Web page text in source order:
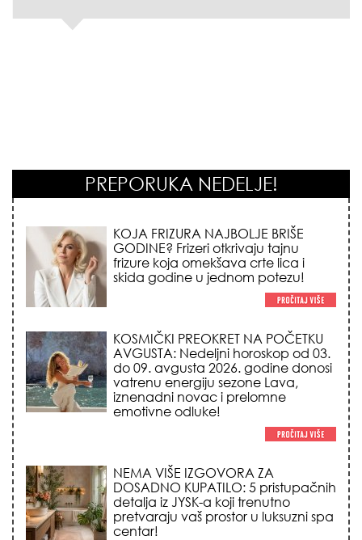
PREPORUKA NEDELJE!
KOSMIČKI PREOKRET NA POČETKU
AVGUSTA: Nedeljni horoskop od 03.
do 09. avgusta 2026. godine donosi
vatrenu energiju sezone Lava,
iznenadni novac i prelomne
NEMA VIŠE IZGOVORA ZA
DOSADNO KUPATILO: 5 pristupačnih
detalja iz JYSK-a koji trenutno
pretvaraju vaš prostor u luksuzni spa
STILISTI SE SLAŽU – OVI NOKTI SU HIT
SEZONE: 5 manikir trendova koji
osvajaju sve poglede i izgledaju
skupo na svačijim rukama!